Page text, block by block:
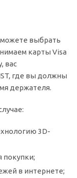
выбрать
карты Visa
вас
где вы должны
держателя.
3D-
покупки;
в интернете;